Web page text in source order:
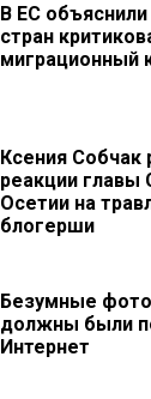
В ЕС
стран
миграционный
Ксения Собчак
реакции главы
Осетии на
блогерши
Безумные
должны были
Интернет